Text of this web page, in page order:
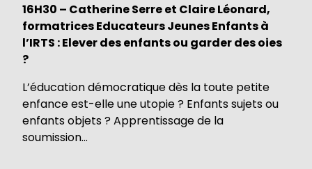
16H30 – Catherine Serre et Claire Léonard,
formatrices Educateurs Jeunes Enfants à
l’IRTS : Elever des enfants ou garder des oies
?
L’éducation démocratique dès la toute petite
enfance est-elle une utopie ? Enfants sujets ou
enfants objets ? Apprentissage de la
soumission…